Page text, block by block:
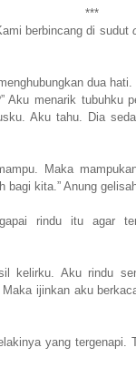
***
berbincang di sudut
dua
Aku menarik tubuhku
Aku tahu. Dia
Maka
bagi kita.” Anung
rindu itu agar
kelirku. Aku rindu
ijinkan aku
yang